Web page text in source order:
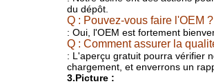
du dépôt.
Q : Pouvez-vous faire l'OEM ?
: Oui, l'OEM est fortement
Q : Comment assurer la
: L'aperçu gratuit pourra vérifier
chargement, et enverrons un
3.Picture :